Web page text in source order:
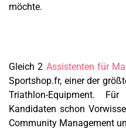
möchte.
Gleich 2 Assistenten für
Sportshop.fr, einer der
Triathlon-Equipment.
Kandidaten schon
Community Management